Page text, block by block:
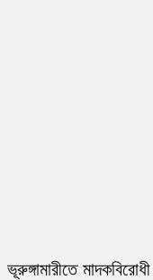
ভূরুঙ্গামারীতে